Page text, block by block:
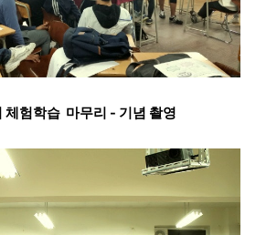
체험학습 마무리 - 기념 촬영